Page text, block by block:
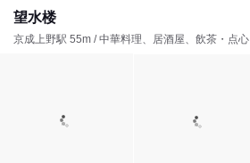
望水楼
京成上野駅 55m / 中華料理、居酒屋、飲茶・点心